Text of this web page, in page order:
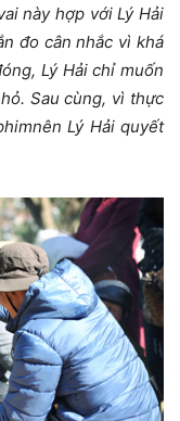
này hợp với Lý Hải
đo cân nhắc vì khá
Lý Hải chỉ muốn
Sau cùng, vì thực
Lý Hải quyết